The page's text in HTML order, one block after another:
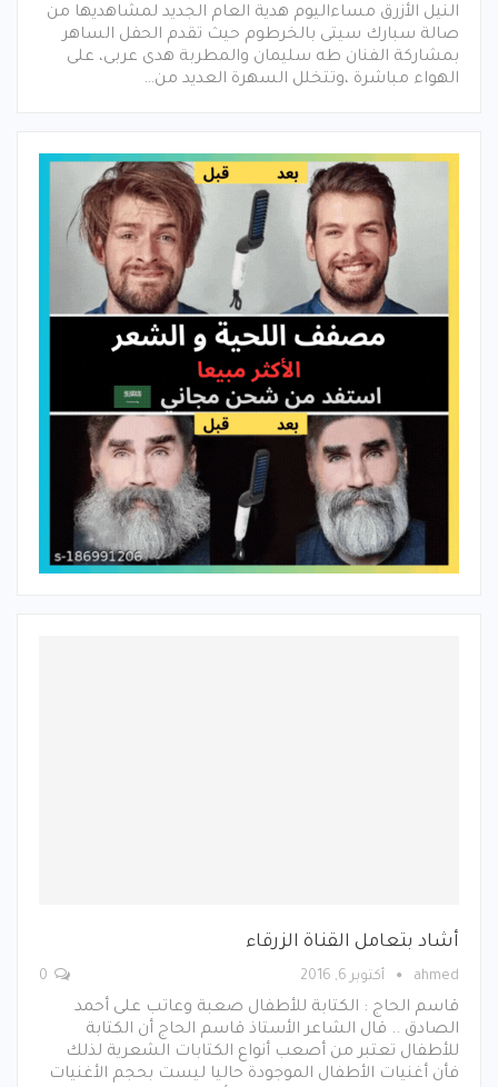
النيل الأزرق مساءاليوم هدية العام الجديد لمشاهديها من
صالة سبارك سيتى بالخرطوم حيث تقدم الحفل الساهر
بمشاركة الفنان طه سليمان والمطربة هدى عربى، على
الهواء مباشرة ،وتتخلل السهرة العديد من…
أشاد بتعامل القناة الزرقاء
ahmed أكتوبر 6, 2016
قاسم الحاج : الكتابة للأطفال صعبة وعاتب على أحمد
الصادق .. قال الشاعر الأستاذ قاسم الحاج أن الكتابة
للأطفال تعتبر من أصعب أنواع الكتابات الشعرية لذلك
فأن أغنيات الأطفال الموجودة حاليا ليست بحجم الأغنيات